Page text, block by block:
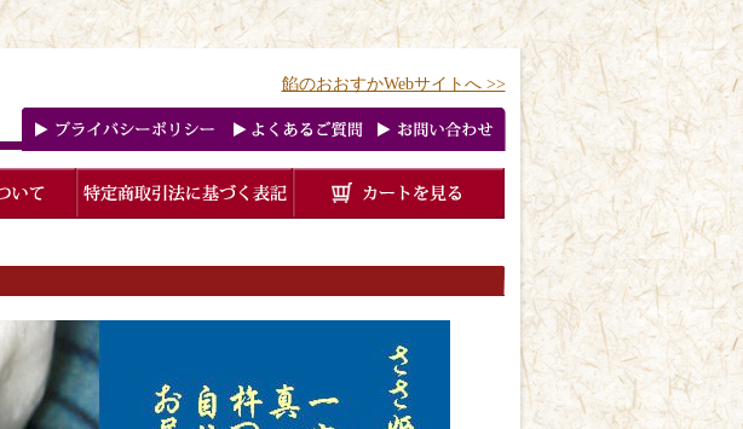
餡のおおすかWebサイトへ >>